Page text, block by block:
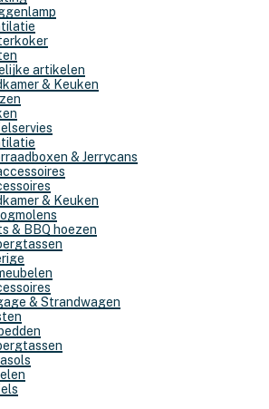
artikelen
& Keuken
& Jerrycans
& Keuken
& BBQ hoezen
& Strandwagen